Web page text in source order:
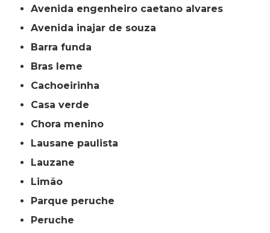
avenida engenheiro caetano alvares
avenida inajar de souza
barra funda
bras leme
cachoeirinha
casa verde
chora menino
lausane paulista
lauzane
limão
parque peruche
peruche